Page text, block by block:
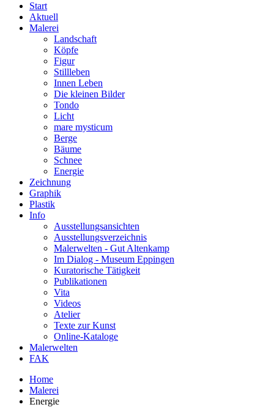
Start
Aktuell
Malerei
Landschaft
Köpfe
Figur
Stillleben
Innen Leben
Die kleinen Bilder
Tondo
Licht
mare mysticum
Berge
Bäume
Schnee
Energie
Zeichnung
Graphik
Plastik
Info
Ausstellungsansichten
Ausstellungsverzeichnis
Malerwelten - Gut Altenkamp
Im Dialog - Museum Eppingen
Kuratorische Tätigkeit
Publikationen
Vita
Videos
Atelier
Texte zur Kunst
Online-Kataloge
Malerwelten
FAK
Home
Malerei
Energie